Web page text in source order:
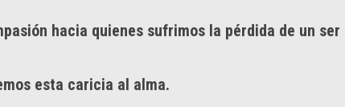
hacia quienes sufrimos la pérdida de un ser
esta caricia al alma.